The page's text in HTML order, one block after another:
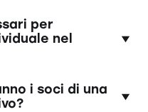
per
nel
società in nome
un contratto
i soci di una